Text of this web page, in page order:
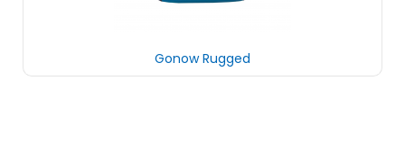
Gonow Rugged